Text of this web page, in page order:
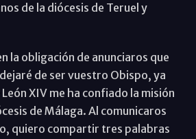
de la diócesis de Teruel y
la obligación de anunciaros que
de ser vuestro Obispo, ya
XIV me ha confiado la misión
de Málaga. Al comunicaros
quiero compartir tres palabras